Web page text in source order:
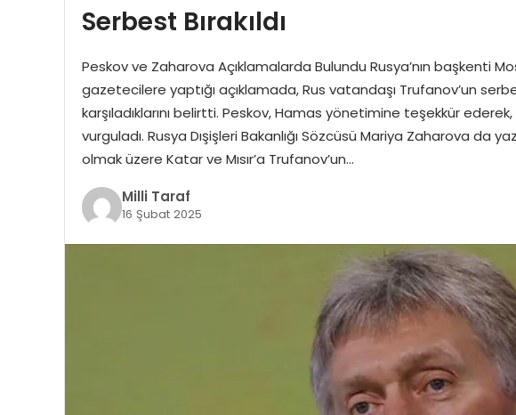
Serbest Bırakıldı
Peskov ve Zaharova Açıklamalarda Bulundu Rusya’nın başkenti
gazetecilere yaptığı açıklamada, Rus vatandaşı Trufanov’un
karşıladıklarını belirtti. Peskov, Hamas yönetimine teşekkür
vurguladı. Rusya Dışişleri Bakanlığı Sözcüsü Mariya Zaharova da
olmak üzere Katar ve Mısır’a Trufanov’un…
Milli Taraf
16 Şubat 2025